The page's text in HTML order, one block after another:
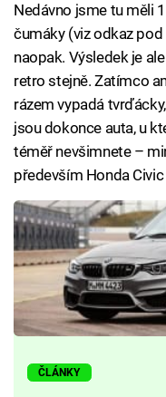
Nedávno jsme tu měli
čumáky (viz odkaz
naopak. Výsledek je
retro stejně. Zatímco
rázem vypadá
jsou dokonce auta, u
téměř nevšimnete –
především Honda Civic
ČLÁNKY